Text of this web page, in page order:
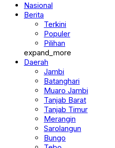
Nasional
Berita
Terkini
Populer
Pilihan
expand_more
Daerah
Jambi
Batanghari
Muaro Jambi
Tanjab Barat
Tanjab Timur
Merangin
Sarolangun
Bungo